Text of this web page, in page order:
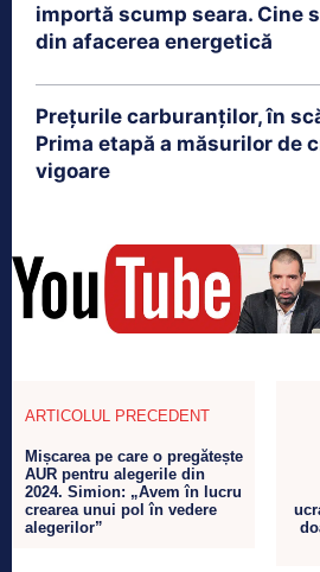
importă scump seara. Cine
din afacerea energetică
Prețurile carburanților, în
Prima etapă a măsurilor de
vigoare
ARTICOLUL PRECEDENT
Mișcarea pe care o pregătește
AUR pentru alegerile din
2024. Simion: „Avem în lucru
crearea unui pol în vedere
alegerilor”